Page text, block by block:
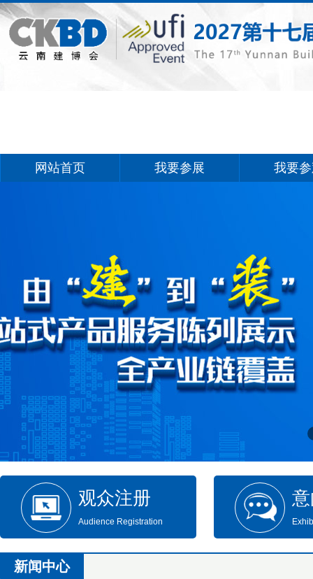
网站首页 我要参展 我要
观众注册
Audience Registration
新闻中心